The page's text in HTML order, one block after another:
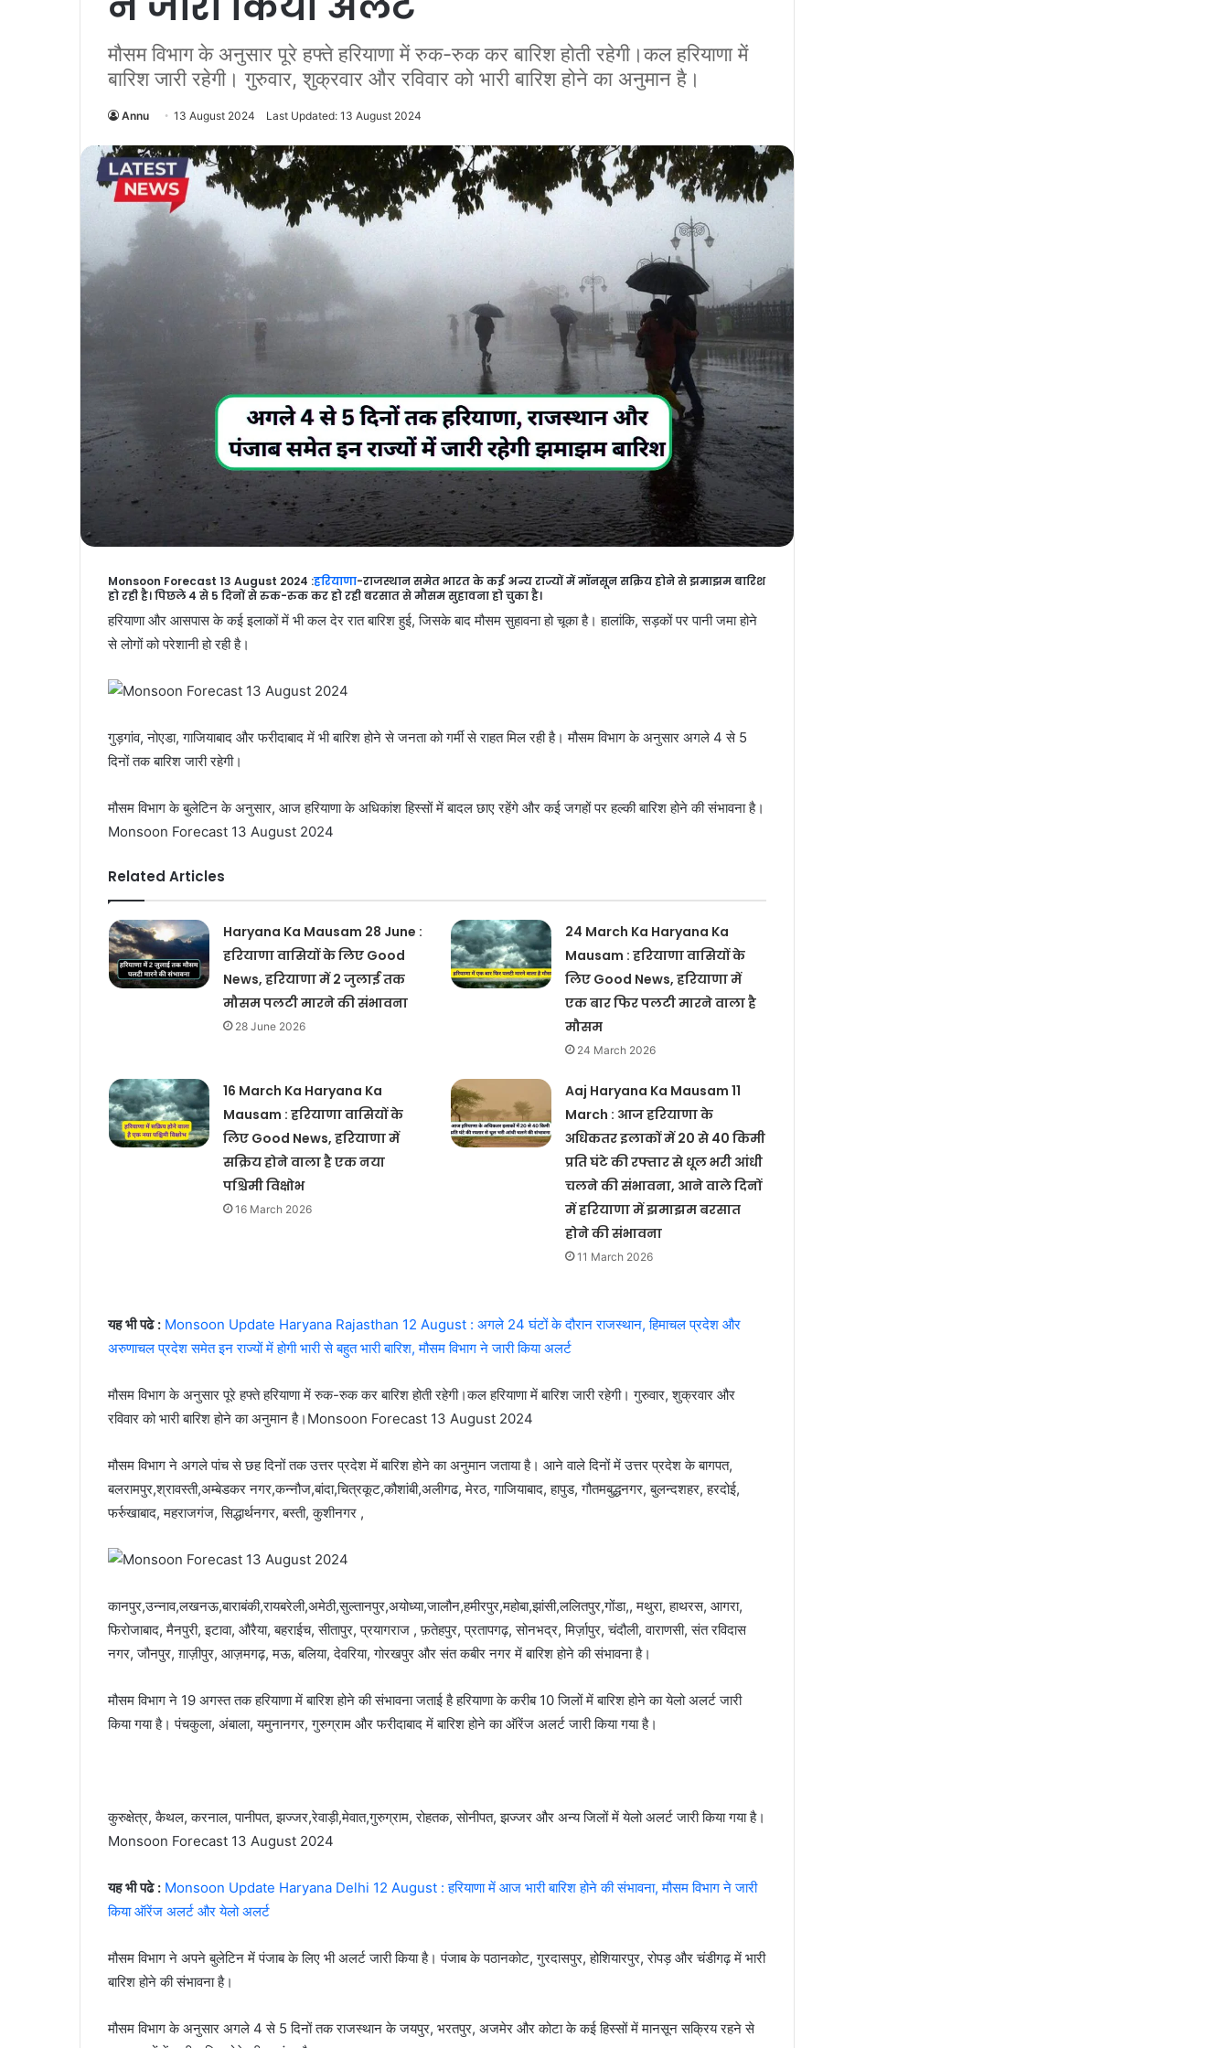
मौसम विभाग के अनुसार पूरे हफ्ते हरियाणा में रुक-रुक कर बारिश होती रहेगी।कल हरियाणा में
बारिश जारी रहेगी। गुरुवार, शुक्रवार और रविवार को भारी बारिश होने का अनुमान है।
Annu 13 August 2024 Last Updated: 13 August 2024
Monsoon Forecast 13 August 2024 :हरियाणा-राजस्थान समेत भारत के कई अन्य राज्यों में मॉनसून सक्रिय होने से झमाझम बारिश
हो रही है। पिछले 4 से 5 दिनों से रुक-रुक कर हो रही बरसात से मौसम सुहावना हो चुका है।
हरियाणा और आसपास के कई इलाकों में भी कल देर रात बारिश हुई, जिसके बाद मौसम सुहावना हो चूका है। हालांकि, सड़कों पर पानी जमा होने
से लोगों को परेशानी हो रही है।
गुड़गांव, नोएडा, गाजियाबाद और फरीदाबाद में भी बारिश होने से जनता को गर्मी से राहत मिल रही है। मौसम विभाग के अनुसार अगले 4 से 5
दिनों तक बारिश जारी रहेगी।
मौसम विभाग के बुलेटिन के अनुसार, आज हरियाणा के अधिकांश हिस्सों में बादल छाए रहेंगे और कई जगहों पर हल्की बारिश होने की संभावना है।
Monsoon Forecast 13 August 2024
Related Articles
Haryana Ka Mausam 28 June :
हरियाणा वासियों के लिए Good
News, हरियाणा में 2 जुलाई तक
मौसम पलटी मारने की संभावना
28 June 2026
24 March Ka Haryana Ka
Mausam : हरियाणा वासियों के
लिए Good News, हरियाणा में
एक बार फिर पलटी मारने वाला है
मौसम
24 March 2026
16 March Ka Haryana Ka
Mausam : हरियाणा वासियों के
लिए Good News, हरियाणा में
सक्रिय होने वाला है एक नया
पश्चिमी विक्षोभ
16 March 2026
Aaj Haryana Ka Mausam 11
March : आज हरियाणा के
अधिकतर इलाकों में 20 से 40 किमी
प्रति घंटे की रफ्तार से धूल भरी आंधी
चलने की संभावना, आने वाले दिनों
में हरियाणा में झमाझम बरसात
होने की संभावना
11 March 2026
यह भी पढे : Monsoon Update Haryana Rajasthan 12 August : अगले 24 घंटों के दौरान राजस्थान, हिमाचल प्रदेश और
अरुणाचल प्रदेश समेत इन राज्यों में होगी भारी से बहुत भारी बारिश, मौसम विभाग ने जारी किया अलर्ट
मौसम विभाग के अनुसार पूरे हफ्ते हरियाणा में रुक-रुक कर बारिश होती रहेगी।कल हरियाणा में बारिश जारी रहेगी। गुरुवार, शुक्रवार और
रविवार को भारी बारिश होने का अनुमान है।Monsoon Forecast 13 August 2024
मौसम विभाग ने अगले पांच से छह दिनों तक उत्तर प्रदेश में बारिश होने का अनुमान जताया है। आने वाले दिनों में उत्तर प्रदेश के बागपत,
बलरामपुर,श्रावस्ती,अम्बेडकर नगर,कन्नौज,बांदा,चित्रकूट,कौशांबी,अलीगढ, मेरठ, गाजियाबाद, हापुड, गौतमबुद्धनगर, बुलन्दशहर, हरदोई,
फर्रुखाबाद, महराजगंज, सिद्धार्थनगर, बस्ती, कुशीनगर ,
कानपुर,उन्नाव,लखनऊ,बाराबंकी,रायबरेली,अमेठी,सुल्तानपुर,अयोध्या,जालौन,हमीरपुर,महोबा,झांसी,ललितपुर,गोंडा,, मथुरा, हाथरस, आगरा,
फिरोजाबाद, मैनपुरी, इटावा, औरैया, बहराईच, सीतापुर, प्रयागराज , फ़तेहपुर, प्रतापगढ़, सोनभद्र, मिर्ज़ापुर, चंदौली, वाराणसी, संत रविदास
नगर, जौनपुर, ग़ाज़ीपुर, आज़मगढ़, मऊ, बलिया, देवरिया, गोरखपुर और संत कबीर नगर में बारिश होने की संभावना है।
मौसम विभाग ने 19 अगस्त तक हरियाणा में बारिश होने की संभावना जताई है हरियाणा के करीब 10 जिलों में बारिश होने का येलो अलर्ट जारी
किया गया है। पंचकुला, अंबाला, यमुनानगर, गुरुग्राम और फरीदाबाद में बारिश होने का ऑरेंज अलर्ट जारी किया गया है।
कुरुक्षेत्र, कैथल, करनाल, पानीपत, झज्जर,रेवाड़ी,मेवात,गुरुग्राम, रोहतक, सोनीपत, झज्जर और अन्य जिलों में येलो अलर्ट जारी किया गया है।
Monsoon Forecast 13 August 2024
यह भी पढे : Monsoon Update Haryana Delhi 12 August : हरियाणा में आज भारी बारिश होने की संभावना, मौसम विभाग ने जारी
किया ऑरेंज अलर्ट और येलो अलर्ट
मौसम विभाग ने अपने बुलेटिन में पंजाब के लिए भी अलर्ट जारी किया है। पंजाब के पठानकोट, गुरदासपुर, होशियारपुर, रोपड़ और चंडीगढ़ में भारी
बारिश होने की संभावना है।
मौसम विभाग के अनुसार अगले 4 से 5 दिनों तक राजस्थान के जयपुर, भरतपुर, अजमेर और कोटा के कई हिस्सों में मानसून सक्रिय रहने से
वाली खबर, हरियाणा की बॉर्डर पर दस्तक
देने वाला है एक नया पश्चिमी विक्षोभ
हरियाणा वासियों के लिए Good News,
हरियाणा की दहलीज पर दस्तक देने वाला है